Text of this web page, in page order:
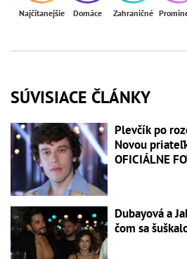
Najčítanejšie Domáce Zahraničné
SÚVISIACE ČLÁNKY
Plevčík po
Novou
OFICIÁLNE
Dubayová a
čom sa